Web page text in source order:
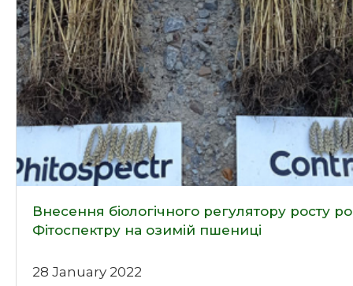
Внесення біологічного регулятору росту
Фітоспектру на озимій пшениці
28 January 2022